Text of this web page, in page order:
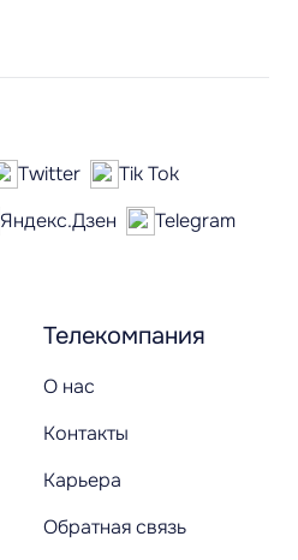
Телекомпания
О нас
Контакты
Карьера
Обратная связь
Twitter
Tik Tok
Яндекс.Дзен
Telegram